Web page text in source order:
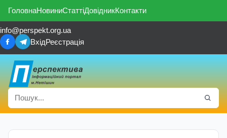
ГоловнаНовиниСтаттіДовідникКонтакти
info@perspekt.org.ua
ВхідРеєстрація